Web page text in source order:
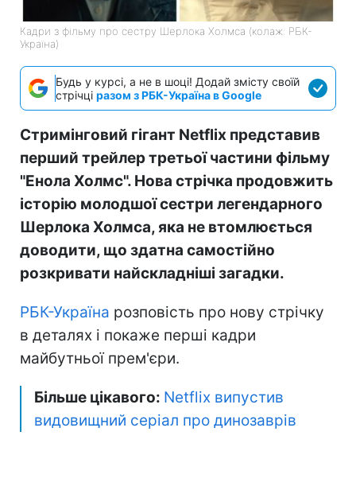
Кадри з фільму про сестру Шерлока Холмса (колаж: РБК-
Україна)
Будь у курсі, а не в шоці! Додай змісту своїй
стрічці разом з РБК-Україна в Google
Стримінговий гігант Netflix представив
перший трейлер третьої частини фільму
"Енола Холмс". Нова стрічка продовжить
історію молодшої сестри легендарного
Шерлока Холмса, яка не втомлюється
доводити, що здатна самостійно
розкривати найскладніші загадки.
РБК-Україна розповість про нову стрічку
в деталях і покаже перші кадри
майбутньої прем'єри.
Більше цікавого: Netflix випустив
видовищний серіал про динозаврів